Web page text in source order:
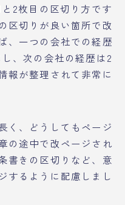
2枚目の区切り方です
区切りが良い箇所で改
、一つの会社での経歴
、次の会社の経歴は2
報が整理されて非常に
く、どうしてもページ
の途中で改ページされ
書きの区切りなど、意
するように配慮しまし